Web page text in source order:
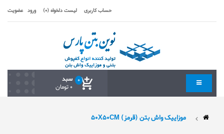
حساب کاربری لیست دلخواه (0) ورود عضویت
سبد 0
0 تومان
موزاییک واش بتن (قرمز) 50X50CM